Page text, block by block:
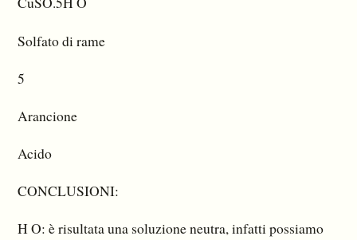
Solfato di rame
5
Arancione
Acido
CONCLUSIONI:
H O: è risultata una soluzione neutra, infatti possiamo